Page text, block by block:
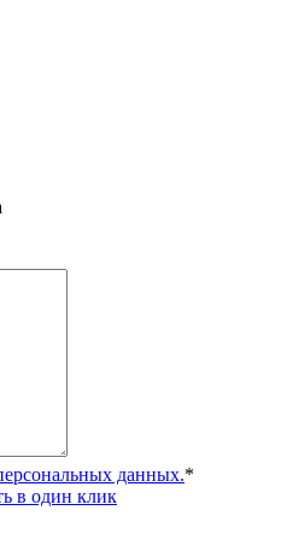
данных.*
в один клик